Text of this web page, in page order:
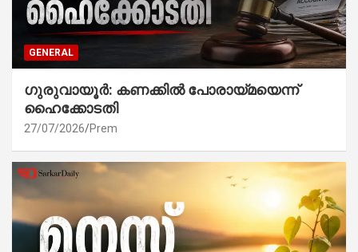
GENERAL
ഗുരുവായൂർ: കണക്കിൽ പോരായ്മയെന്ന്
ഹൈക്കോടതി
27/07/2026 Prem